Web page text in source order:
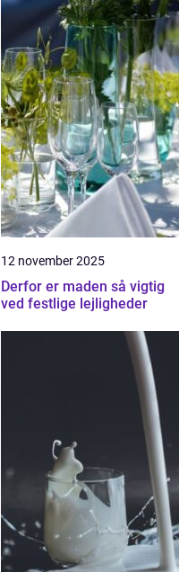
12 november 2025
Derfor er maden så vigtig
ved festlige lejligheder